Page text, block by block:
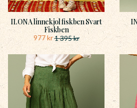
ILONA linnekjol fiskben Svart
Fiskben
977kr1 395kr